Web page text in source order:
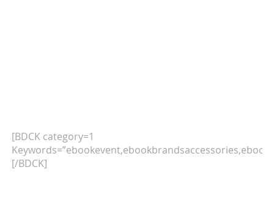
[BDCK category=1
[/BDCK]